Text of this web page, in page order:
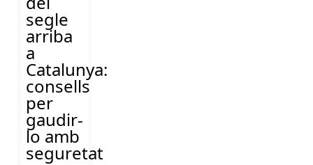
segle
arriba
a
Catalunya:
consells
per
gaudir-
lo amb
seguretat